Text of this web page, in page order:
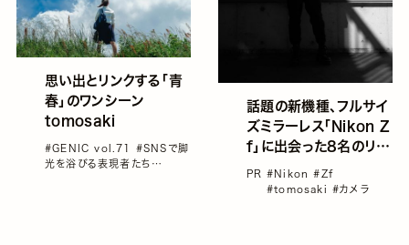
思い出とリンクする「青
春」のワンシーン
tomosaki
#GENIC vol.71 #SNSで脚
光を浴びる表現者たち
話題の新機種、フルサイ
ズミラーレス「Nikon Z
f」に出会った8名のリア
PR #Nikon#Zf
#tomosaki #カメラ